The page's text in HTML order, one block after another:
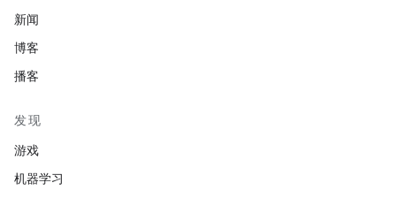
新闻
博客
播客
发现
游戏
机器学习